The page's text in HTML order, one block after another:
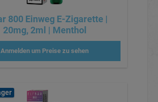
800 Einweg E-Zigarette |
20mg, 2ml | Menthol
Anmelden um Preise zu sehen